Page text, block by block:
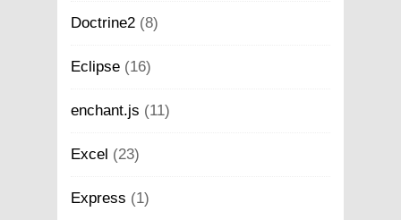
Doctrine2 (8)
Eclipse (16)
enchant.js (11)
Excel (23)
Express (1)